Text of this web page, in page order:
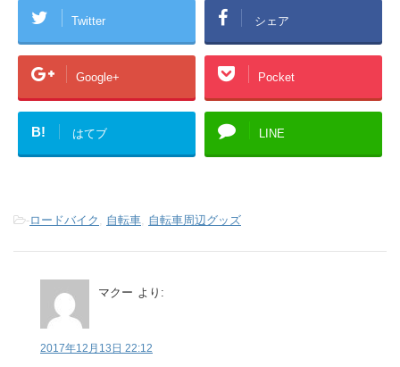
Twitter シェア
Google+ Pocket
B! はてブ LINE
-ロードバイク , 自転車, 自転車周辺グッズ
マクー より:
2017年12月13日 22:12